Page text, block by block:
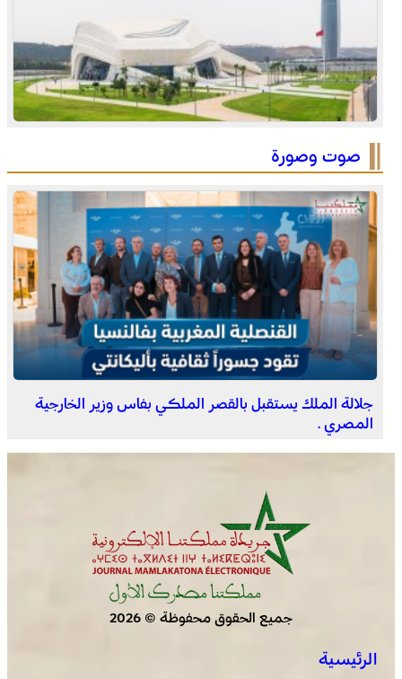
الاحتفال باليوم الوطني للمغاربة المقيمين بالخارج تحت شعار
العرائش .. تخليد الذكرى الـ 448 لمعركة وادي المخازن
صوت وصورة
جلالة الملك يستقبل بالقصر الملكي بفاس وزير الخارجية
المصري .
جميع الحقوق محفوظة © 2026
الرئيسية